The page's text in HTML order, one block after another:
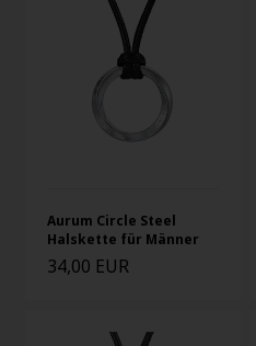
Aurum Circle Steel
Halskette für Männer
34,00 EUR